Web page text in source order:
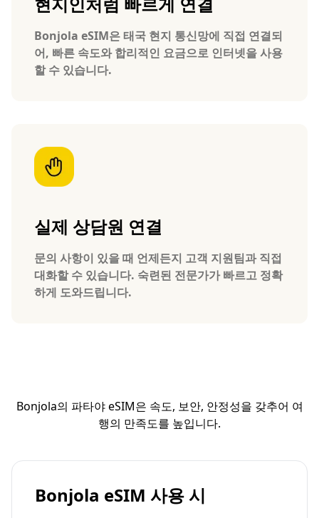
Bonjola eSIM은 태국 현지 통신망에 직접 연결되
어, 빠른 속도와 합리적인 요금으로 인터넷을 사용
할 수 있습니다.
실제 상담원 연결
문의 사항이 있을 때 언제든지 고객 지원팀과 직접
대화할 수 있습니다. 숙련된 전문가가 빠르고 정확
하게 도와드립니다.
Bonjola의 파타야 eSIM은 속도, 보안, 안정성을 갖추어 여
행의 만족도를 높입니다.
Bonjola eSIM 사용 시